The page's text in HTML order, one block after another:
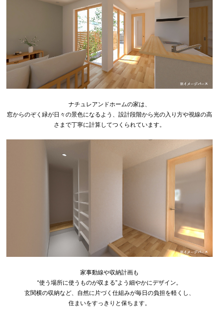
ナチュレアンドホームの家は、
窓からのぞく緑が日々の景色になるよう、設計段階から光の入り方や視線の高
さまで丁寧に計算してつくられています。
家事動線や収納計画も
“使う場所に使うものが収まる”よう細やかにデザイン。
玄関横の収納など、自然に片づく仕組みが毎日の負担を軽くし、
住まいをすっきりと保ちます。